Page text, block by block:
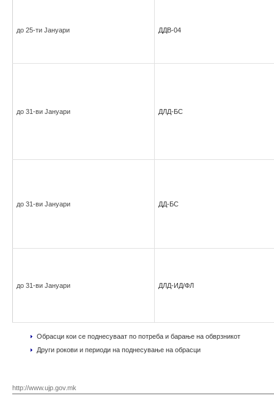
до 25-ти Јануари ДДВ-04
до 31-ви Јануари ДЛД-БС
до 31-ви Јануари ДД-БС
до 31-ви Јануари ДЛД-ИД/ФЛ
Обрасци кои се поднесуваат по потреба и барање на обврзникот
Други рокови и периоди на поднесување на обрасци
http://www.ujp.gov.mk